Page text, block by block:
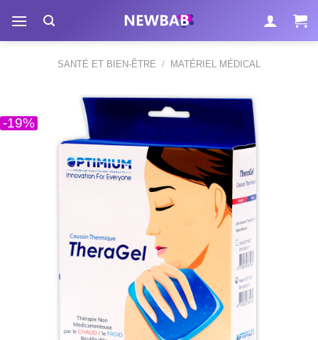
contenu
SANTÉ ET BIEN-ÊTRE / MATÉRIEL MÉDICAL
-19%